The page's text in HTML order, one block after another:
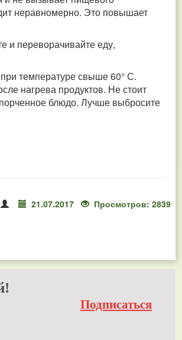
неравномерно. Это повышает
и переворачивайте еду,
температуре свыше 60° С.
нагрева продуктов. Не стоит
блюдо. Лучше выбросите
21.07.2017 Просмотров: 2839
Подписаться